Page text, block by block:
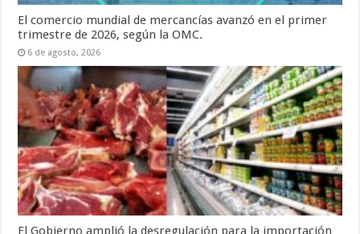
El comercio mundial de mercancías avanzó en el primer
trimestre de 2026, según la OMC.
6 de agosto, 2026
El Gobierno amplió la desregulación para la importación